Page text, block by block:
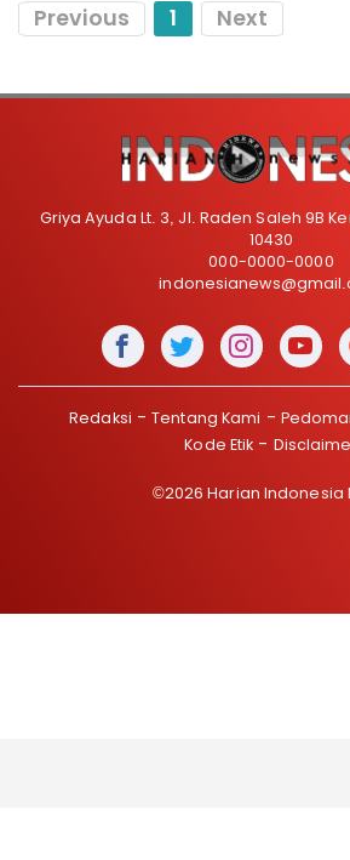
Previous 1 Next
Griya Ayuda Lt. 3, Jl. Raden Saleh 9B
10430
000-0000-0000
Redaksi Tentang Kami
Kode Etik
©2026 Harian Indonesia